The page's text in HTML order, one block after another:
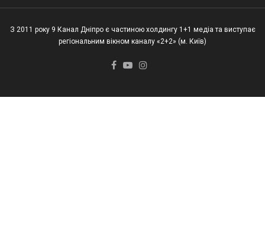
З 2011 року 9 Канал Дніпро є частиною холдингу 1+1 медіа та виступає
регіональним вікном каналу «2+2» (м. Київ)